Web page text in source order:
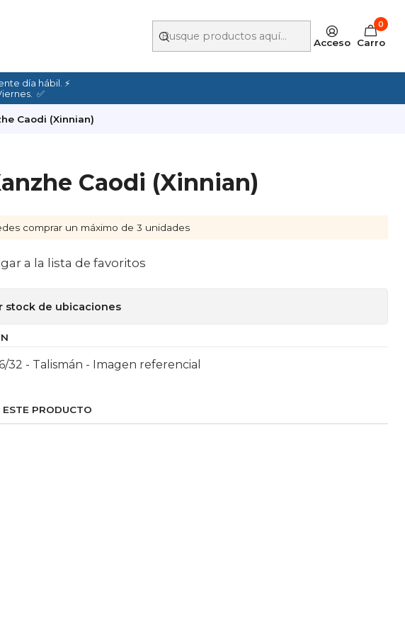
Acceso
0
Carro
día hábil. ⚡
✅
Caodi (Xinnian)
Caodi (Xinnian)
comprar un máximo de 3 unidades
a la lista de favoritos
stock de ubicaciones
32 - Talismán - Imagen referencial
PRODUCTO